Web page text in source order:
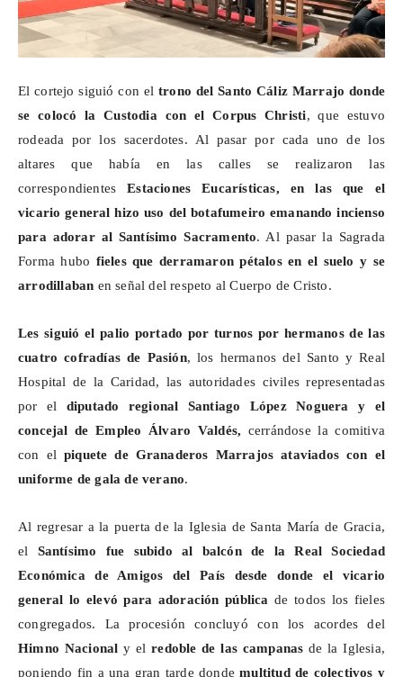
El cortejo siguió con el trono del Santo Cáliz Marrajo donde
se colocó la
Custodia con el Corpus Christi, que estuvo
rodeada por los sacerdotes. Al pasar por cada uno de los
altares que había en las calles se realizaron las
correspondientesEstaciones Eucarísticas, en las que el
vicario general hizo uso del botafumeiro emanando incienso
para adorar al Santísimo Sacramento. Al pasar la Sagrada
Forma hubo fieles que derramaron pétalos en el suelo y se
arrodillaban en señal del respeto al Cuerpo de Cristo.
Les siguió el palio portado por turnos por hermanos de las
cuatro cofradías de Pasión, los hermanos del Santo y Real
Hospital de la Caridad, las autoridades civiles representadas
por el diputado regional Santiago López Noguera y el
concejal de Empleo Álvaro Valdés, cerrándose la comitiva
con el piquete de Granaderos Marrajos ataviados con el
uniforme de gala de verano.
Al regresar a la puerta de la Iglesia de Santa María de Gracia,
el Santísimo fue subido al balcón de la Real Sociedad
Económica de Amigos del País desde donde el vicario
general lo elevó para adoración pública de todos los fieles
congregados. La procesión concluyó con los acordes del
Himno Nacional y elredoble de las campanas de la Iglesia,
poniendo fin a una gran tarde dondemultitud de colectivos y